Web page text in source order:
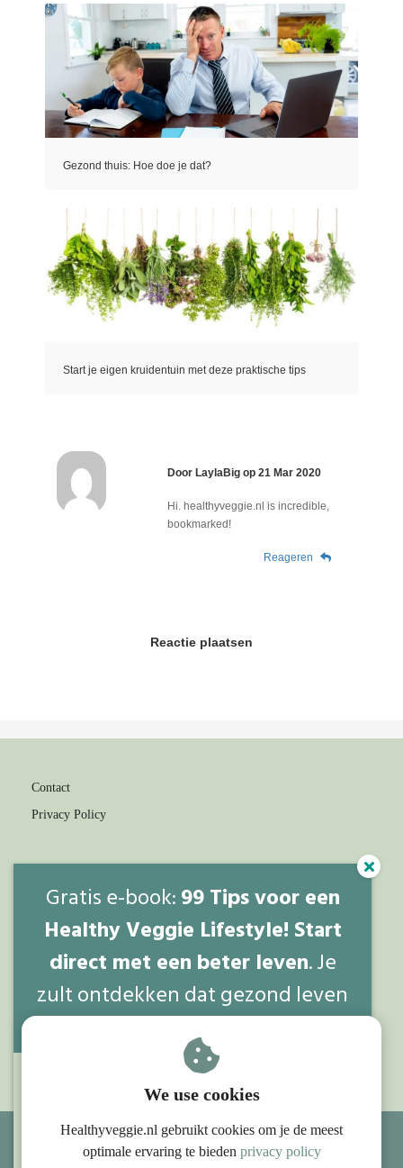
Gezond thuis: Hoe doe je dat?
Start je eigen kruidentuin met deze praktische tips
DoorLaylaBigop 21 Mar 2020
Hi. healthyveggie.nl is incredible,
bookmarked!
Reageren
Reactie plaatsen
Contact
Privacy Policy
EC Paderne, Apartado 59
8200-996Paderne, Albufeira, Portugal
info@healthyveggie.nl
Webdesign doorLaura.nl
© Healthyveggie.nl
Gratis e-book:99 Tips voor een
Healthy Veggie Lifestyle! Start
direct met een beter leven. Je
zult ontdekken dat gezond leven
en genieten zeker samen gaan!
We use cookies
Healthyveggie.nl gebruikt cookies om je de meest
optimale ervaring te bieden privacy policy